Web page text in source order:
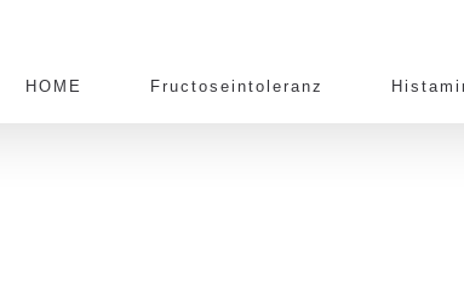
HOME Fructoseintoleranz